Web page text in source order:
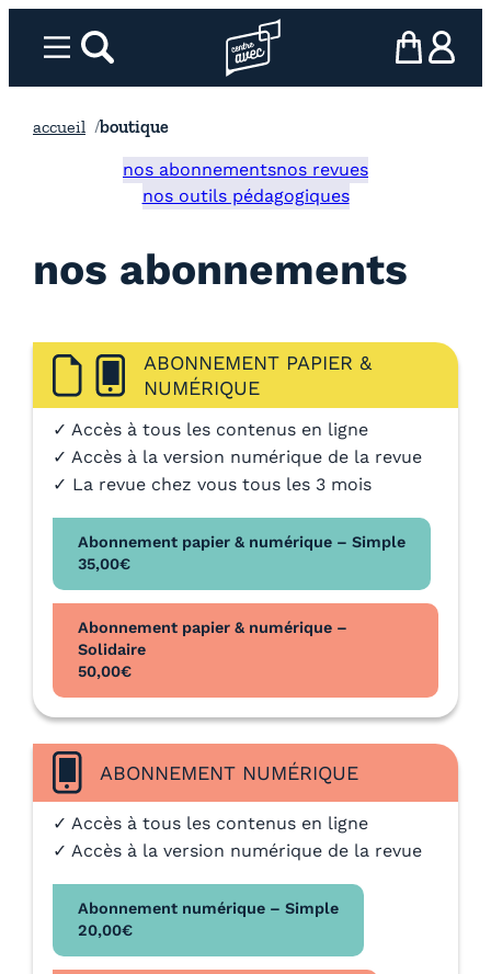
Menurechercher Page d’accueil l’association
mon panier
ma
accueil boutique
nos abonnementsnos revues
nos outils pédagogiques
nos abonnements
ABONNEMENT PAPIER &
NUMÉRIQUE
✓ Accès à tous les contenus en ligne
✓ Accès à la version numérique de la revue
✓ La revue chez vous tous les 3 mois
Abonnement papier & numérique – Simple
35,00€
Abonnement papier & numérique –
Solidaire
50,00€
ABONNEMENT NUMÉRIQUE
✓ Accès à tous les contenus en ligne
✓ Accès à la version numérique de la revue
Abonnement numérique – Simple
20,00€